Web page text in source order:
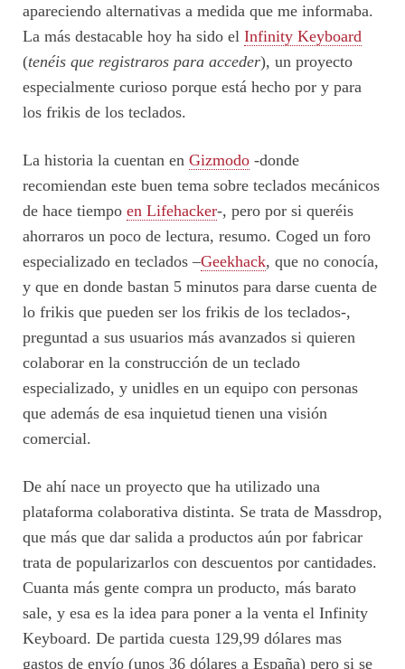
apareciendo alternativas a medida que me informaba.
La más destacable hoy ha sido el Infinity Keyboard
(tenéis que registraros para acceder), un proyecto
especialmente curioso porque está hecho por y para
los frikis de los teclados.
La historia la cuentan en Gizmodo -donde
recomiendan este buen tema sobre teclados mecánicos
de hace tiempo en Lifehacker-, pero por si queréis
ahorraros un poco de lectura, resumo. Coged un foro
especializado en teclados –Geekhack, que no conocía,
y que en donde bastan 5 minutos para darse cuenta de
lo frikis que pueden ser los frikis de los teclados-,
preguntad a sus usuarios más avanzados si quieren
colaborar en la construcción de un teclado
especializado, y unidles en un equipo con personas
que además de esa inquietud tienen una visión
comercial.
De ahí nace un proyecto que ha utilizado una
plataforma colaborativa distinta. Se trata de Massdrop,
que más que dar salida a productos aún por fabricar
trata de popularizarlos con descuentos por cantidades.
Cuanta más gente compra un producto, más barato
sale, y esa es la idea para poner a la venta el Infinity
Keyboard. De partida cuesta 129,99 dólares mas
gastos de envío (unos 36 dólares a España) pero si se